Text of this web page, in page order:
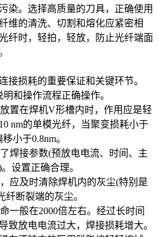
染。选择高质量的刀具，正确使用
维的清洗、切割和熔化应紧密相
纤时，轻拍，轻放，防止光纤端面
接损耗的重要保证和关键环节。
和操作流程正确操作。
置在焊机V形槽内时，作用应是轻
nm的单模光纤，当聚变损耗小于
小于0.8nm。
焊接参数(预放电电流、时间、主
设置正确合理。
应及时清除焊机内的灰尘(特别是
断裂端的灰尘。
一般在2000倍左右。经过长时间
致放电电流过大，焊接损耗增大。